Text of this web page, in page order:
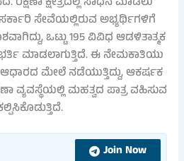
ಸೇವೆಯಲ್ಲಿರುವ ಅಭ್ಯರ್ಥಿಗಳಿಗೆ
ಒಟ್ಟು 195 ವಿವಿಧ ಆಡಳಿತಾತ್ಮಕ
ಭರ್ತಿ ಮಾಡಲಾಗುತ್ತಿದೆ. ಈ ನೇಮಕಾತಿಯು
ಮೇಲೆ ನಡೆಯುತ್ತಿದ್ದು, ಆಕರ್ಷಕ
ವ್ಯವಸ್ಥೆಯಲ್ಲಿ ಮಹತ್ವದ ಪಾತ್ರ ವಹಿಸುವ
Join Now